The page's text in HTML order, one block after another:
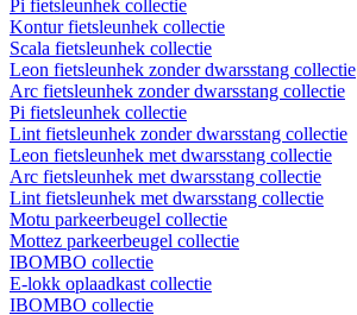
Pi fietsleunhek collectie
Kontur fietsleunhek collectie
Scala fietsleunhek collectie
Leon fietsleunhek zonder dwarsstang collectie
Arc fietsleunhek zonder dwarsstang collectie
Pi fietsleunhek collectie
Lint fietsleunhek zonder dwarsstang collectie
Leon fietsleunhek met dwarsstang collectie
Arc fietsleunhek met dwarsstang collectie
Lint fietsleunhek met dwarsstang collectie
Motu parkeerbeugel collectie
Mottez parkeerbeugel collectie
IBOMBO collectie
E-lokk oplaadkast collectie
IBOMBO collectie